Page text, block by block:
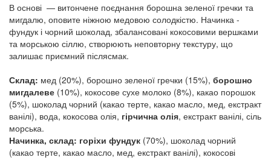
В основі — витончене поєднання борошна зеленої гречки та
мигдалю, оповите ніжною медовою солодкістю. Начинка -
фундук і чорний шоколад, збалансовані кокосовими вершками
та морською сіллю, створюють неповторну текстуру, що
залишає приємний післясмак.
Склад: мед (20%), борошно зеленої гречки (15%), борошно
мигдалеве (10%), кокосове сухе молоко (8%), какао порошок
(5%), шоколад чорний (какао терте, какао масло, мед, екстракт
ванілі), вода, кокосова олія, гірчична олія, екстракт ванілі, сіль
морська.
Начинка, склад: горіхи фундук (70%), шоколад чорний
(какао терте, какао масло, мед, екстракт ванілі), кокосові